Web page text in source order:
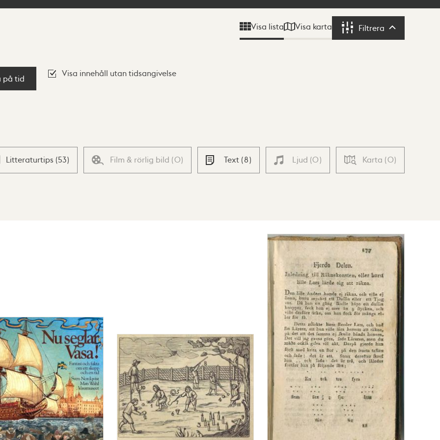
Visa lista Visa karta Filtrera Filtrera
på tid
Visa innehåll utan tidsangivelse
Litteraturtips (53) Film & rörlig bild (0) Text (8) Ljud (0) Karta (0)